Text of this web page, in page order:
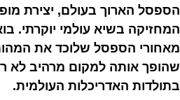
הספסל הארוך בעולם, יצירת
המחזיקה בשיא עולמי יוקרתי.
מאחורי הספסל שלוכד את
שהופך אותה למקום מרהיב לא
בתולדות האדריכלות העולמית.